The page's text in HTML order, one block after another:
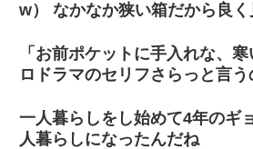
w） なかなか狭い箱だから良
「お前ポケットに手入れな、
ロドラマのセリフさらっと言
一人暮らしをし始めて4年のギ
人暮らしになったんだね